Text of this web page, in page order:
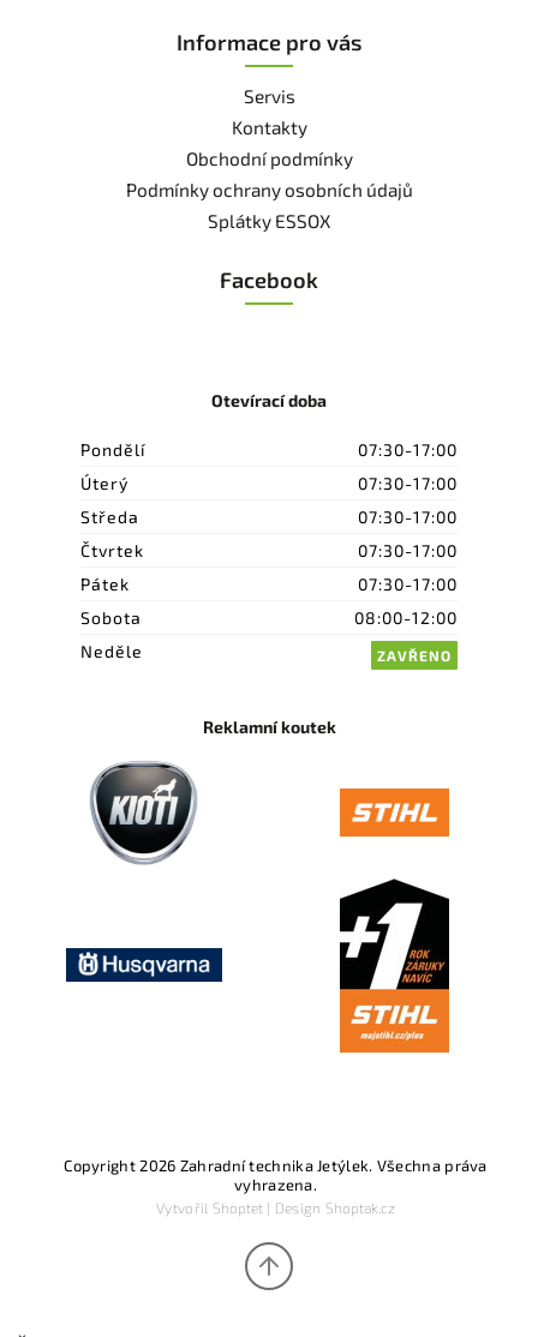
Informace pro vás
Servis
Kontakty
Obchodní podmínky
Podmínky ochrany osobních údajů
Splátky ESSOX
Facebook
Otevírací doba
Pondělí
07:30-17:00
Úterý
07:30-17:00
Středa
07:30-17:00
Čtvrtek
07:30-17:00
Pátek
07:30-17:00
Sobota
08:00-12:00
Neděle
ZAVŘENO
Reklamní koutek
Copyright 2026 Zahradní technika Jetýlek. Všechna práva
vyhrazena.
Vytvořil Shoptet| Design Shoptak.cz